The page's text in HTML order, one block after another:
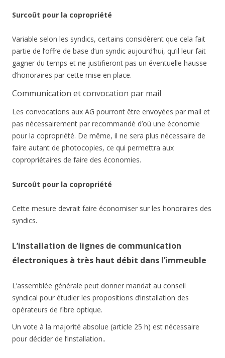
Surcoût pour la copropriété
Variable selon les syndics, certains considèrent que cela fait
partie de l’offre de base d’un syndic aujourd’hui, qu’il leur fait
gagner du temps et ne justifieront pas un éventuelle hausse
d’honoraires par cette mise en place.
Communication et convocation par mail
Les convocations aux AG pourront être envoyées par mail et
pas nécessairement par recommandé d’où une économie
pour la copropriété. De même, il ne sera plus nécessaire de
faire autant de photocopies, ce qui permettra aux
copropriétaires de faire des économies.
Surcoût pour la copropriété
Cette mesure devrait faire économiser sur les honoraires des
syndics.
L’installation de lignes de communication
électroniques à très haut débit dans l’immeuble
L’assemblée générale peut donner mandat au conseil
syndical pour étudier les propositions d’installation des
opérateurs de fibre optique.
Un vote à la majorité absolue (article 25 h) est nécessaire
pour décider de l’installation..